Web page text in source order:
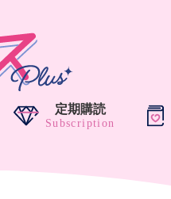
定期購読